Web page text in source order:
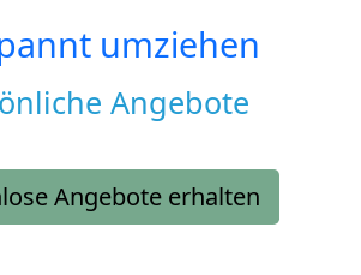
umziehen
Angebote
Angebote erhalten